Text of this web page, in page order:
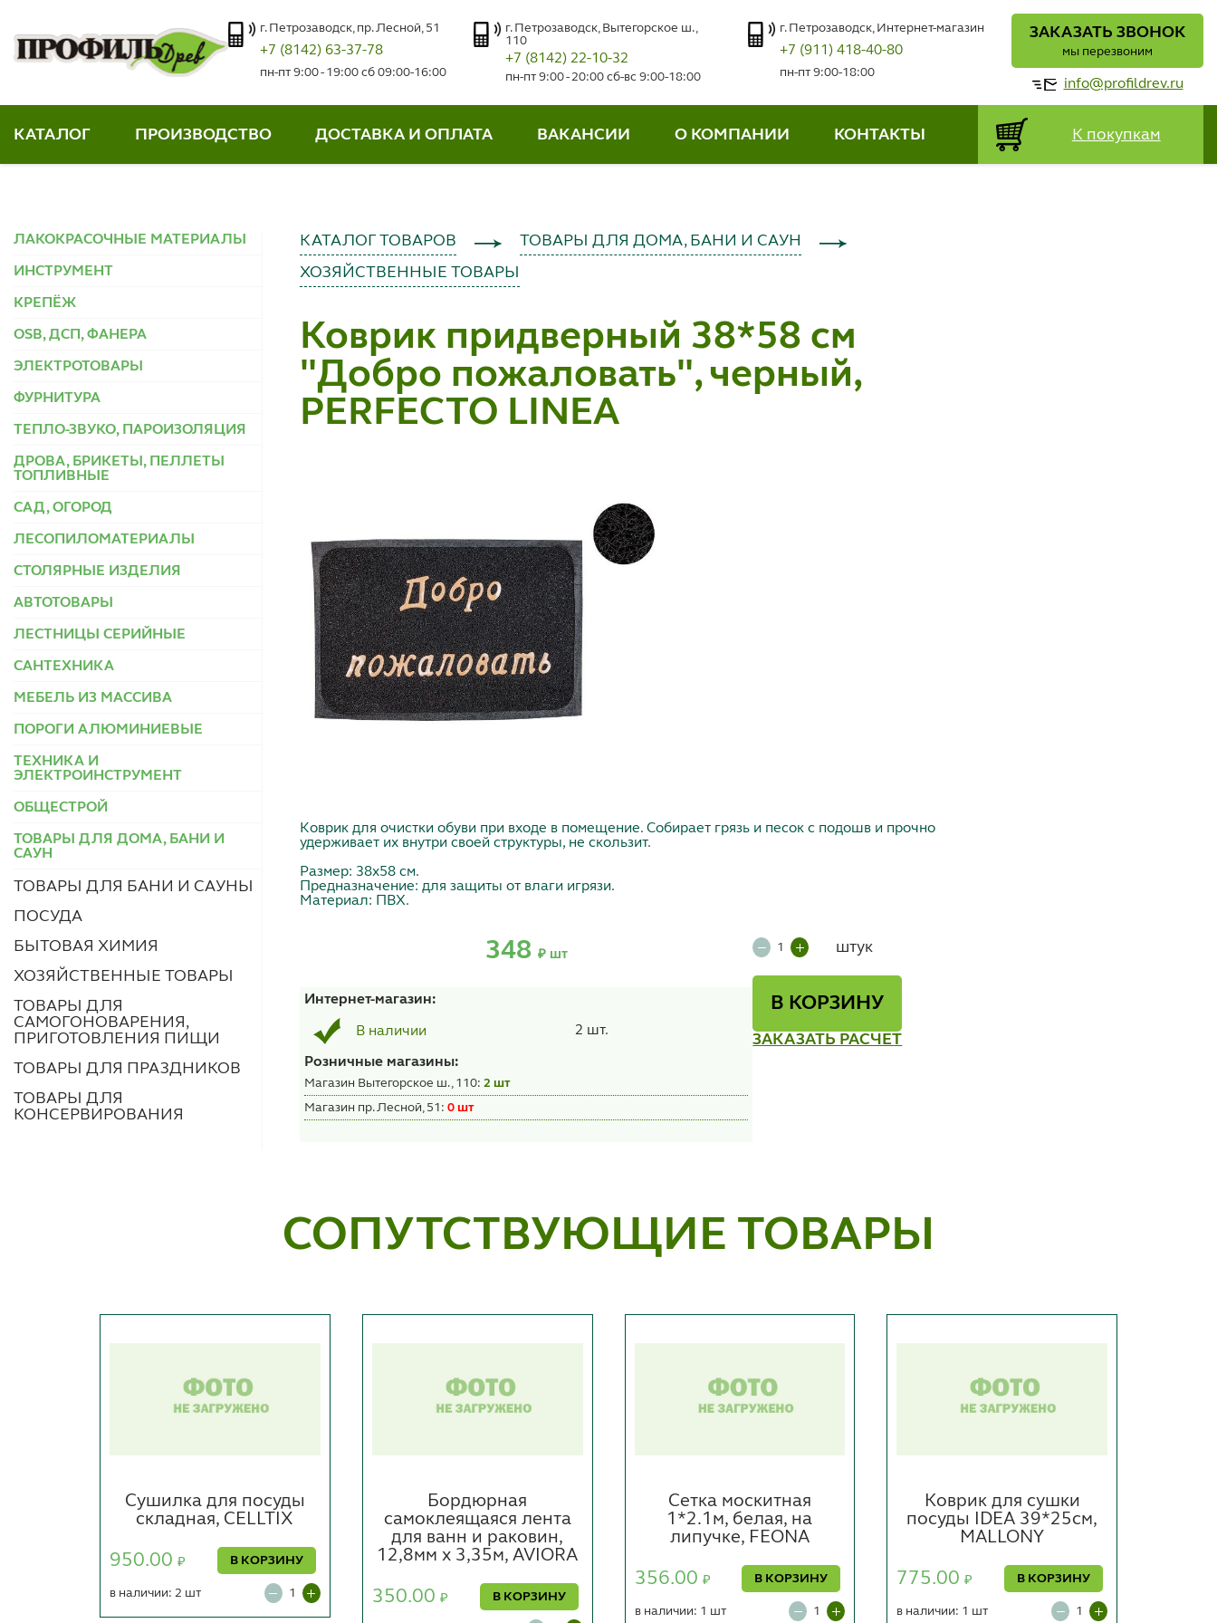
г. Петрозаводск, пр. Лесной, 51
+7 (8142) 63-37-78
пн-пт 9:00 - 19:00 сб 09:00-16:00
г. Петрозаводск, Вытегорское ш.,
110
+7 (8142) 22-10-32
пн-пт 9:00 - 20:00 сб-вс 9:00-18:00
г. Петрозаводск, Интернет-магазин
+7 (911) 418-40-80
пн-пт 9:00-18:00
ЗАКАЗАТЬ ЗВОНОК
мы перезвоним
info@profildrev.ru
КАТАЛОГ ПРОИЗВОДСТВО ДОСТАВКА И ОПЛАТА ВАКАНСИИ О КОМПАНИИ КОНТАКТЫ К покупкам
ЛАКОКРАСОЧНЫЕ МАТЕРИАЛЫ
ИНСТРУМЕНТ
КРЕПЁЖ
OSB, ДСП, ФАНЕРА
ЭЛЕКТРОТОВАРЫ
ФУРНИТУРА
ТЕПЛО-ЗВУКО, ПАРОИЗОЛЯЦИЯ
ДРОВА, БРИКЕТЫ, ПЕЛЛЕТЫ
ТОПЛИВНЫЕ
САД, ОГОРОД
ЛЕСОПИЛОМАТЕРИАЛЫ
СТОЛЯРНЫЕ ИЗДЕЛИЯ
АВТОТОВАРЫ
ЛЕСТНИЦЫ СЕРИЙНЫЕ
САНТЕХНИКА
МЕБЕЛЬ ИЗ МАССИВА
ПОРОГИ АЛЮМИНИЕВЫЕ
ТЕХНИКА И
ЭЛЕКТРОИНСТРУМЕНТ
ОБЩЕСТРОЙ
ТОВАРЫ ДЛЯ ДОМА, БАНИ И
САУН
ТОВАРЫ ДЛЯ БАНИ И САУНЫ
ПОСУДА
БЫТОВАЯ ХИМИЯ
ХОЗЯЙСТВЕННЫЕ ТОВАРЫ
ТОВАРЫ ДЛЯ
САМОГОНОВАРЕНИЯ,
ПРИГОТОВЛЕНИЯ ПИЩИ
ТОВАРЫ ДЛЯ ПРАЗДНИКОВ
ТОВАРЫ ДЛЯ
КОНСЕРВИРОВАНИЯ
КАТАЛОГ ТОВАРОВ
ТОВАРЫ ДЛЯ ДОМА, БАНИ И САУН
ХОЗЯЙСТВЕННЫЕ ТОВАРЫ
Коврик придверный 38*58 см
"Добро пожаловать", черный,
PERFECTO LINEA
Коврик для очистки обуви при входе в помещение. Собирает грязь и песок с подошв и прочно
удерживает их внутри своей структуры, не скользит.
Размер: 38х58 см.
Предназначение: для защиты от влаги игрязи.
Материал: ПВХ.
348 ₽ шт
Интернет-магазин:
В наличии 2 шт.
Розничные магазины:
Магазин Вытегорское ш., 110:2 шт
Магазин пр. Лесной, 51:0 шт
штук
В КОРЗИНУ
ЗАКАЗАТЬ РАСЧЕТ
СОПУТСТВУЮЩИЕ ТОВАРЫ
Сушилка для посуды
складная, CELLTIX
950.00 ₽ В КОРЗИНУ
в наличии: 2 шт
Бордюрная
самоклеящаяся лента
для ванн и раковин,
12,8мм х 3,35м, AVIORA
350.00 ₽ В КОРЗИНУ
Сетка москитная
1*2.1м, белая, на
липучке, FEONA
356.00 ₽ В КОРЗИНУ
в наличии: 1 шт
Коврик для сушки
посуды IDEA 39*25см,
MALLONY
775.00₽ В КОРЗИНУ
в наличии: 1 шт